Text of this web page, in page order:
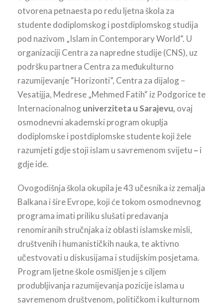
otvorena petnaesta po redu ljetna škola za
studente dodiplomskog i postdiplomskog studija
pod nazivom „Islam in Contemporary World“. U
organizaciji Centra za napredne studije (CNS), uz
podršku partnera Centra za međukulturno
razumijevanje “Horizonti”, Centra za dijalog –
Vesatijja, Medrese „Mehmed Fatih“ iz Podgorice te
Internacionalnoguniverziteta u Sarajevu, ovaj
osmodnevni akademski program okuplja
dodiplomske i postdiplomske studente koji žele
razumjeti gdje stoji islam u savremenom svijetu – i
gdje ide.
Ovogodišnja škola okupila je 43 učesnika iz zemalja
Balkana i šire Evrope, koji će tokom osmodnevnog
programa imati priliku slušati predavanja
renomiranih stručnjaka iz oblasti islamske misli,
društvenih i humanističkih nauka, te aktivno
učestvovati u diskusijama i studijskim posjetama.
Program ljetne škole osmišljen je s ciljem
produbljivanja razumijevanja pozicije islama u
savremenom društvenom, političkom i kulturnom